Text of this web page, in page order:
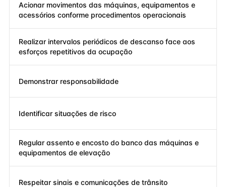
Acionar movimentos das máquinas, equipamentos e
acessórios conforme procedimentos operacionais
Realizar intervalos periódicos de descanso face aos
esforços repetitivos da ocupação
Demonstrar responsabilidade
Identificar situações de risco
Regular assento e encosto do banco das máquinas e
equipamentos de elevação
Respeitar sinais e comunicações de trânsito